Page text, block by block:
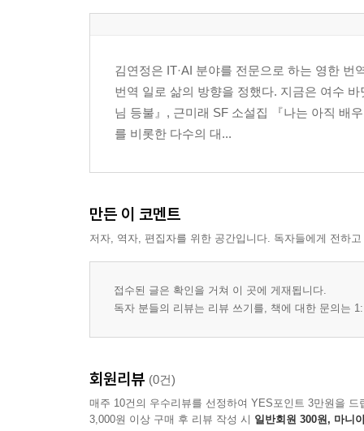
김연정은 IT·AI 분야를 전문으로 하는 영한
번역 일로 삶의 방향을 정했다. 지금은 여수
님 등불』, 근미래 SF 소설집 『나는 아직 배
를 비롯한 다수의 대...
만든 이 코멘트
저자, 역자, 편집자를 위한 공간입니다. 독자들에게 전하
접수된 글은 확인을 거쳐 이 곳에 게재됩니다.
독자 분들의 리뷰는 리뷰 쓰기를, 책에 대한 문의는
회원리뷰 (0건)
매주 10건의 우수리뷰를 선정하여 YES포인트 3만원을 드
3,000원 이상 구매 후 리뷰 작성 시 일반회원 300원, 마니